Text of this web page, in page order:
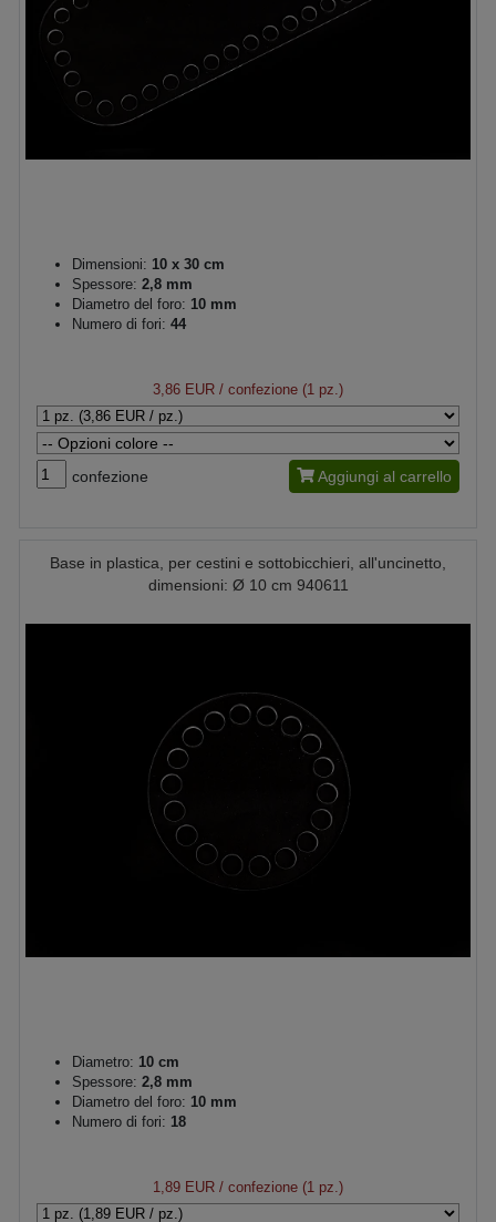
Dimensioni: 10 x 30 cm
Spessore: 2,8 mm
Diametro del foro: 10 mm
Numero di fori: 44
3,86 EUR / confezione (1 pz.)
confezione Aggiungi al carrello
Base in plastica, per cestini e sottobicchieri, all'uncinetto,
dimensioni: Ø 10 cm 940611
Diametro: 10 cm
Spessore: 2,8 mm
Diametro del foro: 10 mm
Numero di fori: 18
1,89 EUR / confezione (1 pz.)